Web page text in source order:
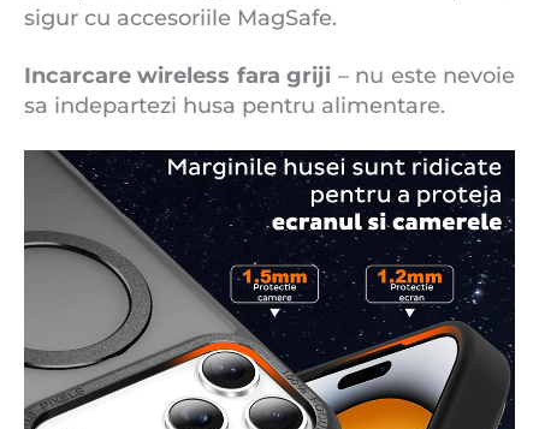
sigur cu accesoriile MagSafe.
Incarcare wireless fara griji – nu este nevoie
sa indepartezi husa pentru alimentare.